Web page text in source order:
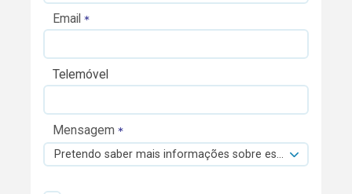
Email
Telemóvel
Mensagem
Pretendo saber mais informações sobre esta viatura.